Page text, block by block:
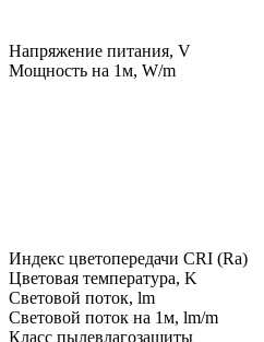
Напряжение питания, V
Мощность на 1м, W/m
Индекс цветопередачи CRI (Ra)
Цветовая температура, K
Световой поток, lm
Световой поток на 1м, lm/m
Класс пылевлагозащиты